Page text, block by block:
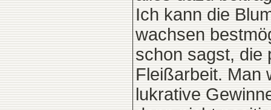
Ich kann die
wachsen
schon sagst, die
Fleißarbeit. Man
lukrative